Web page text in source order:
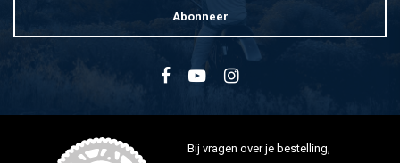
Abonneer
Bij vragen over je bestelling,